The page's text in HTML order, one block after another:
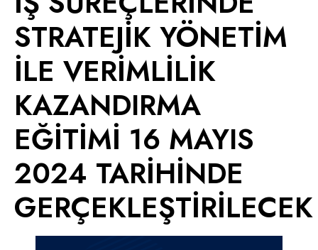
STRATEJİK YÖNETİM
İLE VERİMLİLİK
KAZANDIRMA
EĞİTİMİ 16 MAYIS
2024 TARİHİNDE
GERÇEKLEŞTİRİLECEK